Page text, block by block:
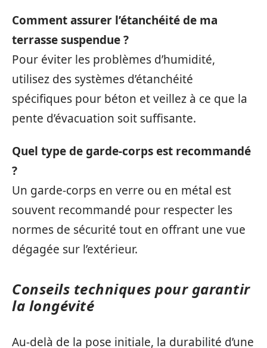
Comment assurer l’étanchéité de ma
terrasse suspendue ?
Pour éviter les problèmes d’humidité,
utilisez des systèmes d’étanchéité
spécifiques pour béton et veillez à ce que la
pente d’évacuation soit suffisante.
Quel type de garde-corps est recommandé
?
Un garde-corps en verre ou en métal est
souvent recommandé pour respecter les
normes de sécurité tout en offrant une vue
dégagée sur l’extérieur.
Conseils techniques pour garantir
la longévité
Au-delà de la pose initiale, la durabilité d’une